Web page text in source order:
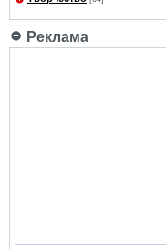
Реклама